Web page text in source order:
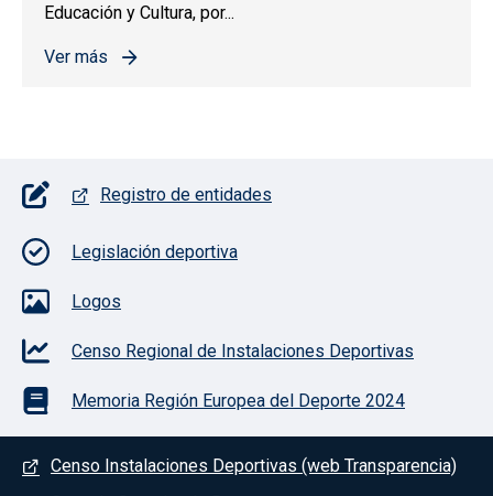
Educación y Cultura, por...
Ver más
sobre PREMIOS Y DISTINCIONES AL MÉRITO
Pie de página con iconos
Registro de entidades
Legislación deportiva
Logos
Censo Regional de Instalaciones Deportivas
Memoria Región Europea del Deporte 2024
Menú del pie
Censo Instalaciones Deportivas (web Transparencia)